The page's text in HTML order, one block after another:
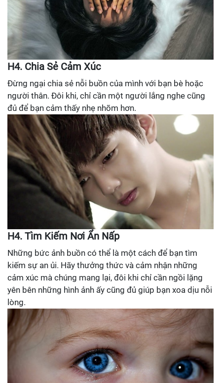
H4. Chia Sẻ Cảm Xúc
Đừng ngại chia sẻ nỗi buồn của mình với bạn bè hoặc
người thân. Đôi khi, chỉ cần một người lắng nghe cũng
đủ để bạn cảm thấy nhẹ nhõm hơn.
H4. Tìm Kiếm Nơi Ẩn Nấp
Những bức ảnh buồn có thể là một cách để bạn tìm
kiếm sự an ủi. Hãy thưởng thức và cảm nhận những
cảm xúc mà chúng mang lại, đôi khi chỉ cần ngồi lặng
yên bên những hình ảnh ấy cũng đủ giúp bạn xoa dịu nỗi
lòng.